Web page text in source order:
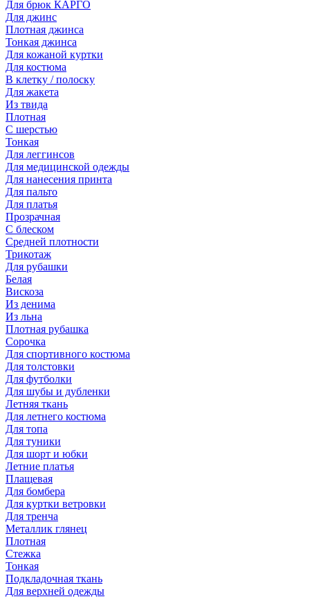
Для брюк КАРГО
Для джинс
Плотная джинса
Тонкая джинса
Для кожаной куртки
Для костюма
В клетку / полоску
Для жакета
Из твида
Плотная
С шерстью
Тонкая
Для леггинсов
Для медицинской одежды
Для нанесения принта
Для пальто
Для платья
Прозрачная
С блеском
Средней плотности
Трикотаж
Для рубашки
Белая
Вискоза
Из денима
Из льна
Плотная рубашка
Сорочка
Для спортивного костюма
Для толстовки
Для футболки
Для шубы и дубленки
Летняя ткань
Для летнего костюма
Для топа
Для туники
Для шорт и юбки
Летние платья
Плащевая
Для бомбера
Для куртки ветровки
Для тренча
Металлик глянец
Плотная
Стежка
Тонкая
Подкладочная ткань
Для верхней одежды